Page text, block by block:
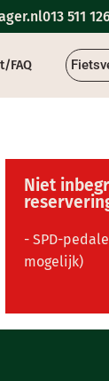
013 511
FAQ
Niet
- SPD-
mogelijk)